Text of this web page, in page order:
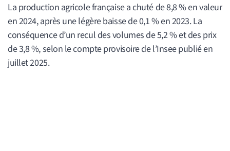
La production agricole française a chuté de 8,8 % en valeur
en 2024, après une légère baisse de 0,1 % en 2023. La
conséquence d’un recul des volumes de 5,2 % et des prix
de 3,8 %, selon le compte provisoire de l’Insee publié en
juillet 2025.